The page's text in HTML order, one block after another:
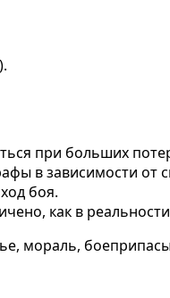
при больших
в зависимости от
боя.
как в
мораль,